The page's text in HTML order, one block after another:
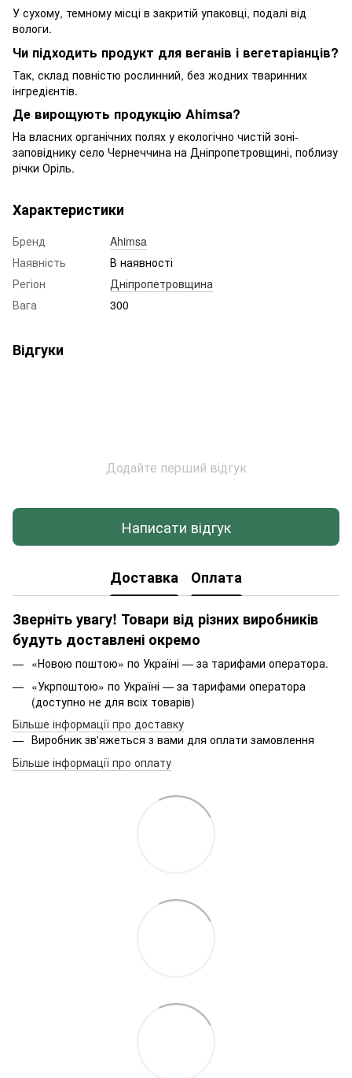
У сухому, темному місці в закритій упаковці, подалі від
вологи.
Чи підходить продукт для веганів і вегетаріанців?
Так, склад повністю рослинний, без жодних тваринних
інгредієнтів.
Де вирощують продукцію Ahimsa?
На власних органічних полях у екологічно чистій зоні-
заповіднику село Чернеччина на Дніпропетровщині, поблизу
річки Оріль.
Характеристики
Бренд
Ahimsa
Наявність
В наявності
Регіон
Дніпропетровщина
Вага
300
Відгуки
Додайте перший відгук
Написати відгук
Доставка Оплата
Зверніть увагу! Товари від різних виробників
будуть доставлені окремо
«Новою поштою» по Україні — за тарифами оператора.
«Укрпоштою» по Україні — за тарифами оператора
(доступно не для всіх товарів)
Більше інформації про доставку
Виробник зв'яжеться з вами для оплати замовлення
Більше інформації про оплату